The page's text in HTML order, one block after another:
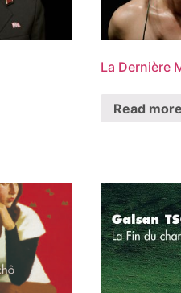
La Dernière
Read more